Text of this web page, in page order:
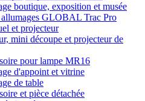
boutique, exposition et musée
GLOBAL Trac Pro
et projecteur
mini découpe et projecteur de
pour lampe MR16
d'appoint et vitrine
de table
et pièce détachée